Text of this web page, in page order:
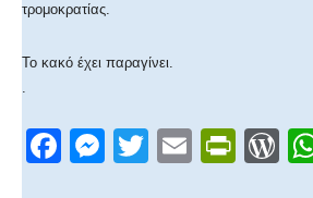
τρομοκρατίας.
Το κακό έχει παραγίνει.
.
F
M
T
E
Pr W